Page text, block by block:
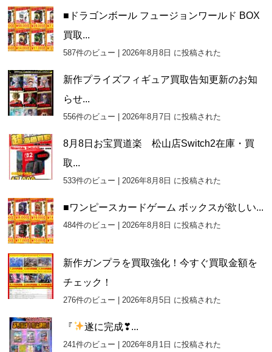
■ドラゴンボール フュージョンワールド BOX
買取...
587件のビュー 2026年8月8日 に投稿された
新作プライズフィギュア買取告知更新のお知
らせ...
556件のビュー 2026年8月7日 に投稿された
8月8日お宝買道楽 松山店Switch2在庫・買
取...
533件のビュー 2026年8月8日 に投稿された
■ワンピースカードゲーム ボックスが欲しい...
484件のビュー 2026年8月8日 に投稿された
新作ガンプラを買取強化！今すぐ買取金額を
チェック！
276件のビュー 2026年8月5日 に投稿された
『 遂に完成❣...
241件のビュー 2026年8月1日 に投稿された